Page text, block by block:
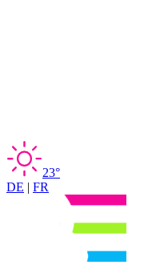
23°
DE | FR